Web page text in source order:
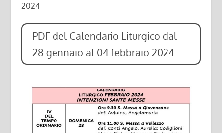
2024
PDF del Calendario Liturgico dal
28 gennaio al 04 febbraio 2024